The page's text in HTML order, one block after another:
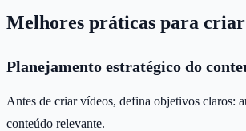
Melhores práticas para criar
Planejamento estratégico do
Antes de criar vídeos, defina objetivos claros:
conteúdo relevante.